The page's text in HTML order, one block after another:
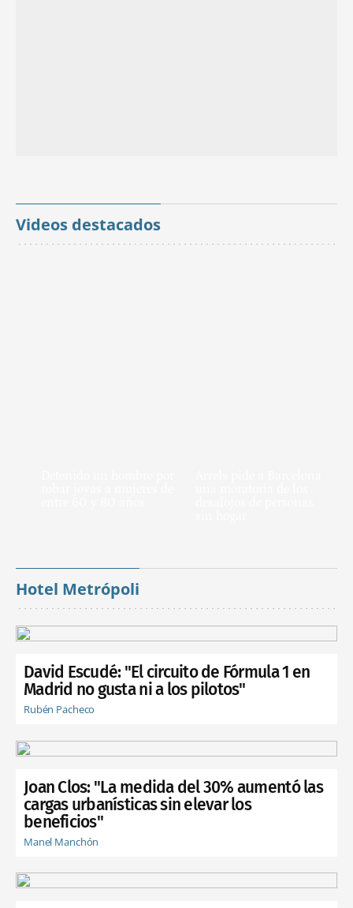
Videos destacados
Hotel Metrópoli
David Escudé: "El circuito de Fórmula 1 en
Madrid no gusta ni a los pilotos"
Rubén Pacheco
Joan Clos: "La medida del 30% aumentó las
cargas urbanísticas sin elevar los
beneficios"
Manel Manchón